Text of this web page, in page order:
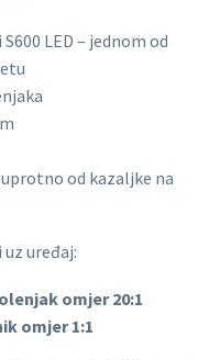
LED – jednom od
od kazaljke na
uređaj:
omjer 20:1
omjer 1:1